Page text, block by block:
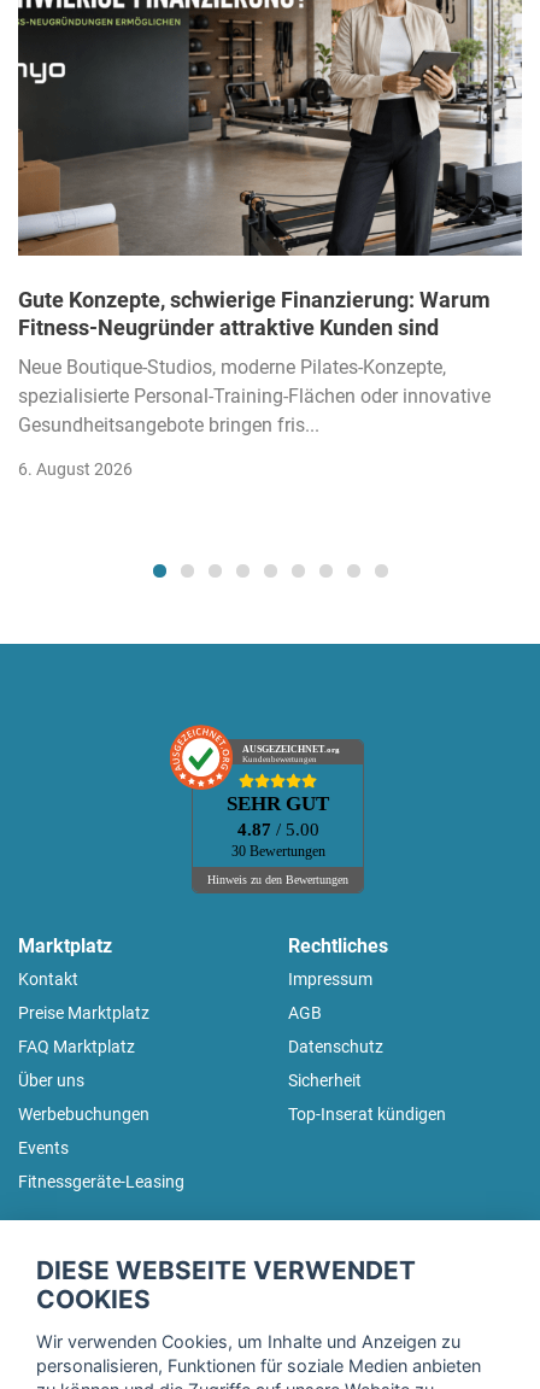
Gute Konzepte, schwierige Finanzierung: Warum
Fitness-Neugründer attraktive Kunden sind
Neue Boutique-Studios, moderne Pilates-Konzepte,
spezialisierte Personal-Training-Flächen oder innovative
Gesundheitsangebote bringen fris...
6. August 2026
AUSGEZEICHNET.org
Kundenbewertungen
SEHR GUT
4.87 / 5.00
30 Bewertungen
Hinweis zu den Bewertungen
Marktplatz
Kontakt
Preise Marktplatz
FAQ Marktplatz
Über uns
Werbebuchungen
Events
Fitnessgeräte-Leasing
Rechtliches
Impressum
AGB
Datenschutz
Sicherheit
Top-Inserat kündigen
Trage dich hier für unseren Newsletter ein und erhalte regelmäßig
DIESE WEBSEITE VERWENDET
COOKIES
Wir verwenden Cookies, um Inhalte und Anzeigen zu
personalisieren, Funktionen für soziale Medien anbieten